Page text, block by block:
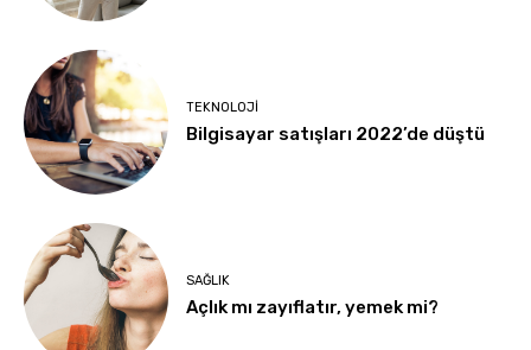
TEKNOLOJI
Bilgisayar satışları 2022’de düştü
SAĞLIK
Açlık mı zayıflatır, yemek mi?